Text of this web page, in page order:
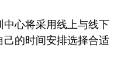
心将采用线上与线下
的时间安排选择合适